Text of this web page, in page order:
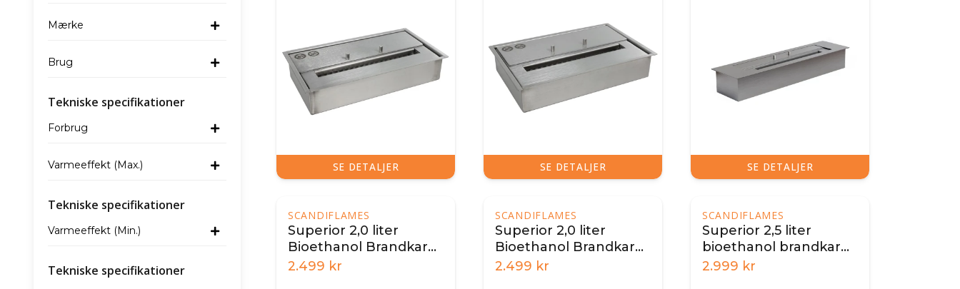
Mærke
Brug
Tekniske specifikationer
Forbrug
Varmeeffekt (Max.)
Tekniske specifikationer
Varmeeffekt (Min.)
Tekniske specifikationer
SE DETALJER SE DETALJER SE DETALJER
SCANDIFLAMES
Superior 2,0 liter
Bioethanol Brandkar
40 cm
2.499 kr
SCANDIFLAMES
Superior 2,0 liter
Bioethanol Brandkar
43 cm
2.499 kr
SCANDIFLAMES
Superior 2,5 liter
bioethanol brandkar
45 cm – sort
2.999 kr